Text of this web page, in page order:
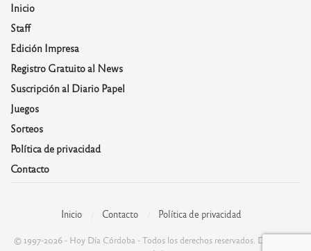
Inicio
Staff
Edición Impresa
Registro Gratuito al News
Suscripción al Diario Papel
Juegos
Sorteos
Política de privacidad
Contacto
Inicio Contacto Política de privacidad
© 1997-2026 - Hoy Día Córdoba - Todos los derechos reservados. Desarrolla: